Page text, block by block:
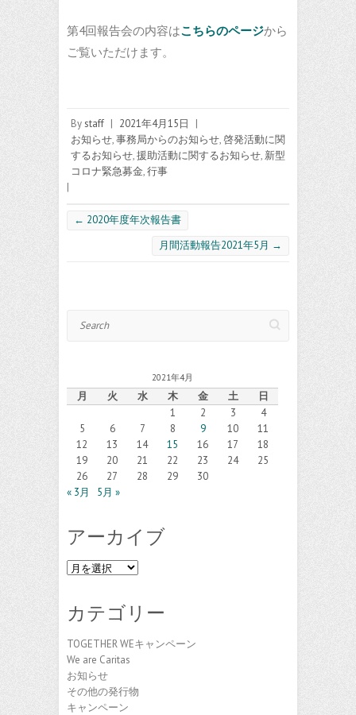
第4回報告会の内容はこちらのページから
ご覧いただけます。
Bystaff | 2021年4月15日
|
お知らせ,事務局からのお知らせ,啓発活動に関
するお知らせ,援助活動に関するお知らせ, 新型
コロナ緊急募金,行事
|
← 2020年度年次報告書
月間活動報告2021年5月 →
2021年4月
月 火 水 木 金 土
日
1
2 3
4
5
6 7 8 9 10
11
12
13 14 15 16 17
18
19
20 21 22 23 24
25
26
27 28 29
30
« 3月
5月 »
アーカイブ
ア
イ
カテゴリー
TOGETHER WEキャンペーン
We are Caritas
お知らせ
その他の発行物
キャンペーン